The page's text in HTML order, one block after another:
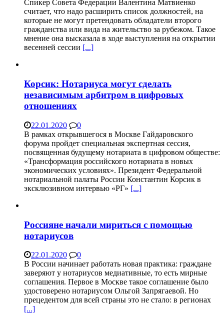
Спикер Совета Федерации Валентина Матвиенко
считает, что надо расширить список должностей, на
которые не могут претендовать обладатели второго
гражданства или вида на жительство за рубежом. Такое
мнение она высказала в ходе выступления на открытии
весенней сессии [...]
Корсик: Нотариуса могут сделать
независимым арбитром в цифровых
отношениях
22.01.2020
0
В рамках открывшегося в Москве Гайдаровского
форума пройдет специальная экспертная сессия,
посвященная будущему нотариата в цифровом обществе:
«Трансформация российского нотариата в новых
экономических условиях». Президент Федеральной
нотариальной палаты России Константин Корсик в
эксклюзивном интервью «РГ» [...]
Россияне начали мириться с помощью
нотариусов
22.01.2020
0
В России начинает работать новая практика: граждане
заверяют у нотариусов медиативные, то есть мирные
соглашения. Первое в Москве такое соглашение было
удостоверено нотариусом Ольгой Запрягаевой. Но
прецедентом для всей страны это не стало: в регионах
[...]